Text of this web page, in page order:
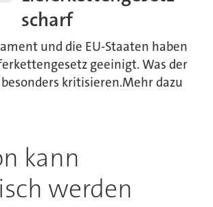
scharf
und die EU-Staaten haben
geeinigt. Was der
kritisieren.Mehr dazu
kann
werden